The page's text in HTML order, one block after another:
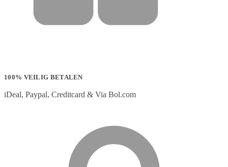
100% VEILIG BETALEN
iDeal, Paypal, Creditcard & Via Bol.com